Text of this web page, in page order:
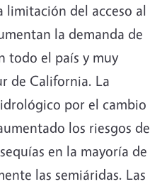
del acceso al
la demanda de
todo el país y muy
de California. La
por el cambio
los riesgos de
en la mayoría de
las semiáridas. Las